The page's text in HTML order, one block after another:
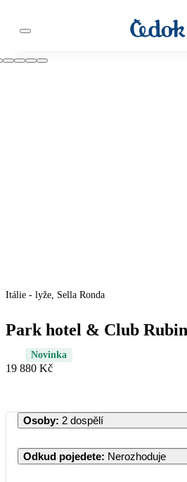
Itálie - lyže, Sella Ronda
Park hotel & Club
Novinka
19 880 Kč
Osoby: 2 dospělí
Odkud pojedete: Nerozhoduje